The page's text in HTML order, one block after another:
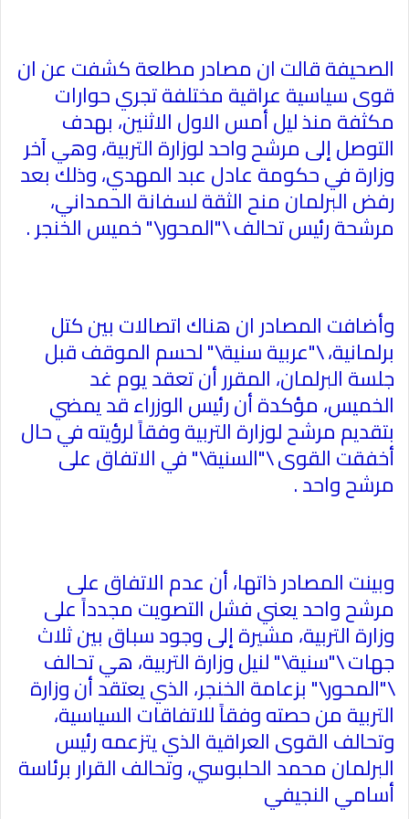
الصحيفة قالت ان مصادر مطلعة كشفت عن ان
قوى سياسية عراقية مختلفة تجري حوارات
مكثفة منذ ليل أمس الاول الاثنين، بهدف
التوصل إلى مرشح واحد لوزارة التربية، وهي آخر
وزارة في حكومة عادل عبد المهدي، وذلك بعد
رفض البرلمان منح الثقة لسفانة الحمداني،
مرشحة رئيس تحالف \"المحور\" خميس الخنجر.
وأضافت المصادر ان هناك اتصالات بين كتل
برلمانية، \"عربية سنية\" لحسم الموقف قبل
جلسة البرلمان، المقرر أن تعقد يوم غد
الخميس، مؤكدة أن رئيس الوزراء قد يمضي
بتقديم مرشح لوزارة التربية وفقاً لرؤيته في حال
أخفقت القوى \"السنية\" في الاتفاق على
مرشح واحد.
وبينت المصادر ذاتها، أن عدم الاتفاق على
مرشح واحد يعني فشل التصويت مجدداً على
وزارة التربية، مشيرة إلى وجود سباق بين ثلاث
جهات \"سنية\" لنيل وزارة التربية، هي تحالف
\"المحور\" بزعامة الخنجر، الذي يعتقد أن وزارة
التربية من حصته وفقاً للاتفاقات السياسية،
وتحالف القوى العراقية الذي يتزعمه رئيس
البرلمان محمد الحلبوسي، وتحالف القرار برئاسة
أسامي النجيفي